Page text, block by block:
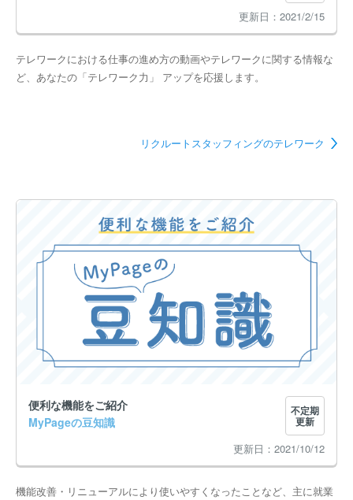
2021/2/15
テレワークにおける仕事の進め方の動画やテレワークに関する情報な
ど、あなたの「テレワーク力」 アップを応援します。
リクルートスタッフィングのテレワーク
便利な機能をご紹介
MyPageの豆知識
不定期
更新
2021/10/12
機能改善・リニューアルにより使いやすくなったことなど、主に就業